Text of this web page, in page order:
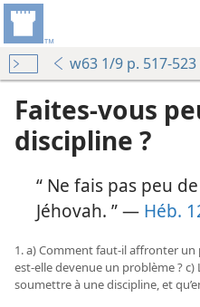
w63 1/9 p. 517-523
Faites-​vous
discipline ?
“ Ne fais pas peu
Jéhovah. ” — Héb.
1. a) Comment faut-​il affronter
est-​elle devenue un problème ?
soumettre à une discipline, et